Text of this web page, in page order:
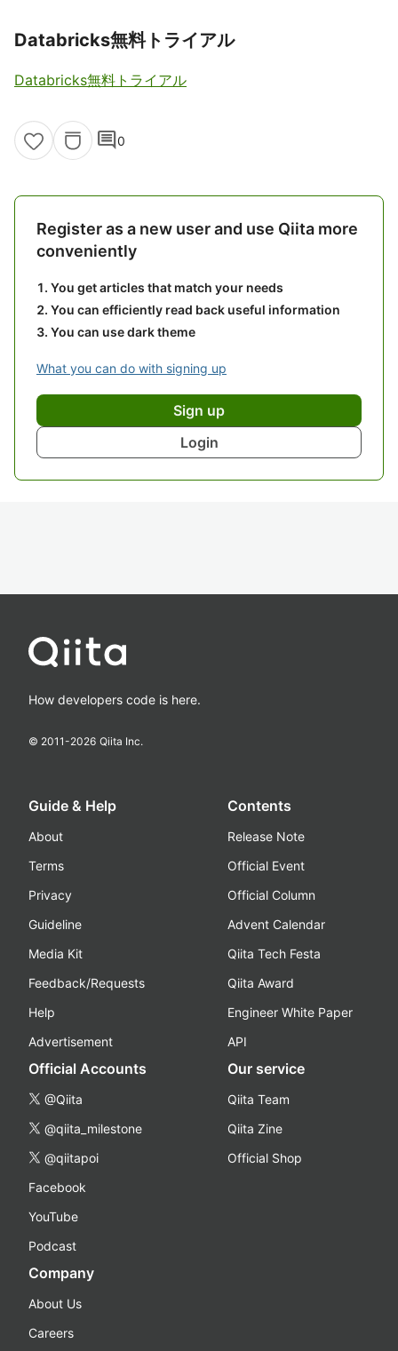
Databricks無料トライアル
Databricks無料トライアル
comment0
Register as a new user and use Qiita more
conveniently
You get articles that match your needs
You can efficiently read back useful information
You can use dark theme
What you can do with signing up
Sign up
Login
How developers code is here.
© 2011-2026 Qiita Inc.
Guide & Help
About
Terms
Privacy
Guideline
Media Kit
Feedback/Requests
Help
Advertisement
Contents
Release Note
Official Event
Official Column
Advent Calendar
Qiita Tech Festa
Qiita Award
Engineer White Paper
API
Official Accounts
@Qiita
@qiita_milestone
@qiitapoi
Facebook
YouTube
Podcast
Our service
Qiita Team
Qiita Zine
Official Shop
Company
About Us
Careers